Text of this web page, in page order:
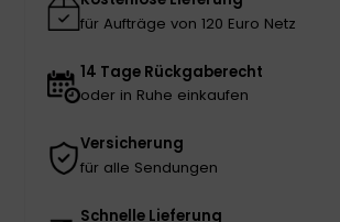
für Aufträge von 120 Euro Netz
14 Tage Rückgaberecht
oder in Ruhe einkaufen
Versicherung
für alle Sendungen
Schnelle Lieferung